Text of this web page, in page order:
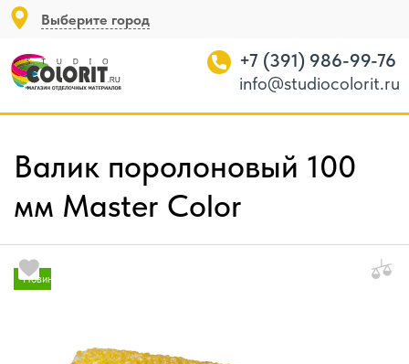
Выберите город
+7 (391) 986-99-76
info@studiocolorit.ru
Валик поролоновый 100
мм Master Color
Новинка